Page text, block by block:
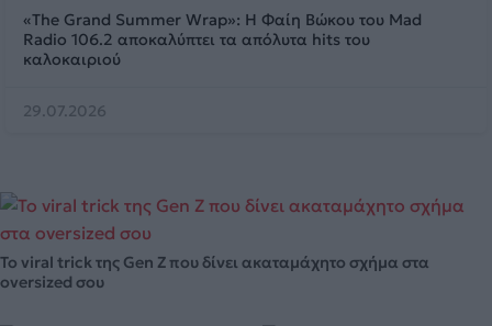
«The Grand Summer Wrap»: Η Φαίη Βώκου του Mad
Radio 106.2 αποκαλύπτει τα απόλυτα hits του
καλοκαιριού
29.07.2026
Το viral trick της Gen Z που δίνει ακαταμάχητο σχήμα στα
oversized σου